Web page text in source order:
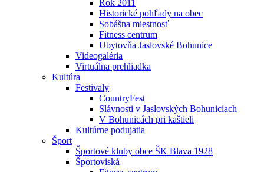
Rok 2011
Historické pohľady na obec
Sobášna miestnosť
Fitness centrum
Ubytovňa Jaslovské Bohunice
Videogaléria
Virtuálna prehliadka
Kultúra
Festivaly
CountryFest
Slávnosti v Jaslovských Bohuniciach
V Bohunicách pri kaštieli
Kultúrne podujatia
Šport
Športové kluby obce ŠK Blava 1928
Športoviská